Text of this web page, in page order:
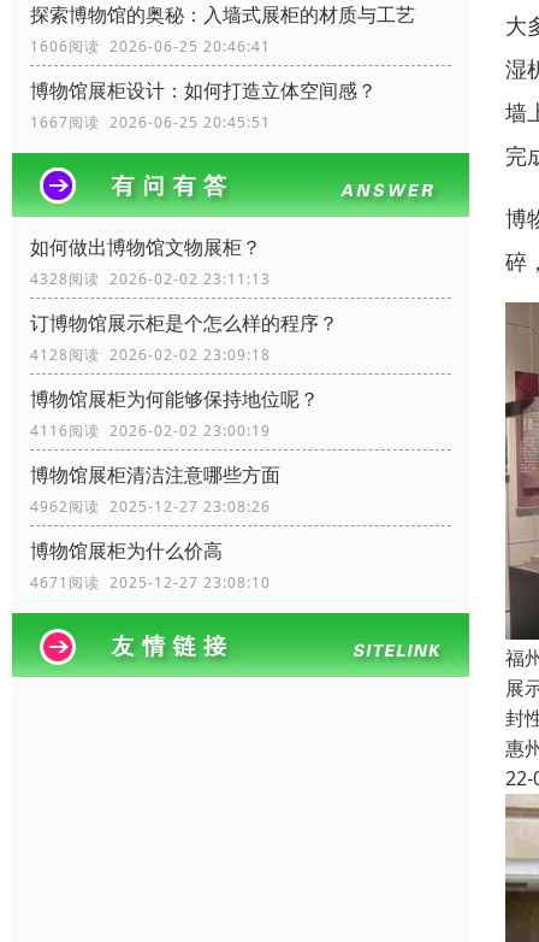
探索博物馆的奥秘：入墙式展柜的材质与工艺
1606阅读 2026-06-25 20:46:41
博物馆展柜设计：如何打造立体空间感？
1667阅读 2026-06-25 20:45:51
如何做出博物馆文物展柜？
4328阅读 2026-02-02 23:11:13
订博物馆展示柜是个怎么样的程序？
4128阅读 2026-02-02 23:09:18
博物馆展柜为何能够保持地位呢？
4116阅读 2026-02-02 23:00:19
博物馆展柜清洁注意哪些方面
4962阅读 2025-12-27 23:08:26
博物馆展柜为什么价高
4671阅读 2025-12-27 23:08:10
大
湿
墙
完
博
碎
福
展
封
惠
22-